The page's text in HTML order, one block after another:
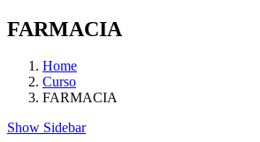
FARMACIA
Home
Curso
FARMACIA
Show Sidebar